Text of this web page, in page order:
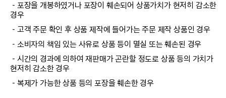
－포장을 개봉하였거나 포장이 훼손되어 상품가치가 현저히 감소한
경우
－고객 주문 확인 후 상품 제작에 들어가는 주문 제작 상품인 경우
－소비자의 책임 있는 사유로 상품 등이 멸실 또는 훼손된 경우
－시간의 경과에 의하여 재판매가 곤란할 정도로 상품 등의 가치가
현저히 감소한 경우
－복제가 가능한 상품 등의 포장을 훼손한 경우